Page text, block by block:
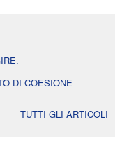
DI COESIONE
TUTTI GLI ARTICOLI